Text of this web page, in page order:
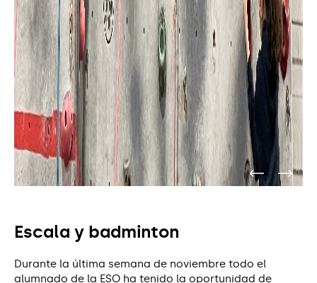
Escala y badminton
Durante la última semana de noviembre todo el
alumnado de la ESO ha tenido la oportunidad de